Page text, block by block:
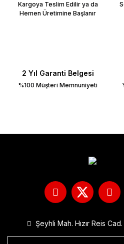
Kargoya Teslim Edilir ya da
Hemen Üretimine Başlanır
2 Yıl Garanti Belgesi
%100 Müşteri Memnuniyeti
Şeyhli Mah. Hızır Reis